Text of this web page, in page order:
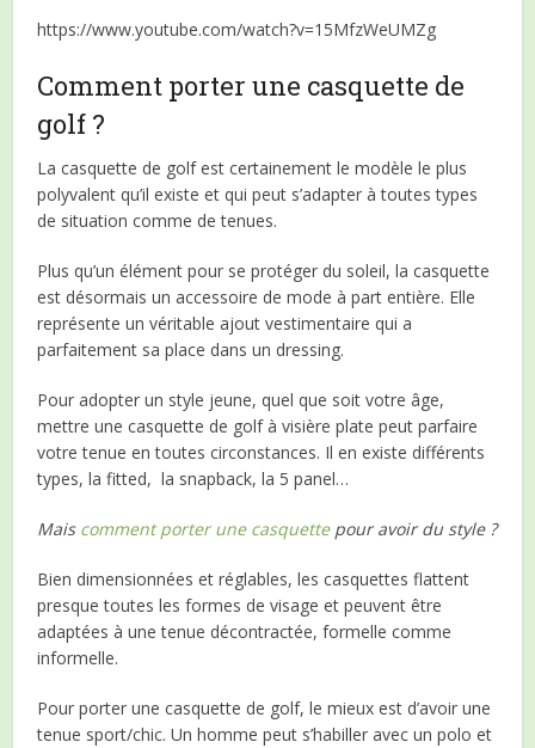
https://www.youtube.com/watch?v=15MfzWeUMZg
Comment porter une casquette de
golf ?
La casquette de golf est certainement le modèle le plus
polyvalent qu’il existe et qui peut s’adapter à toutes types
de situation comme de tenues.
Plus qu’un élément pour se protéger du soleil, la casquette
est désormais un accessoire de mode à part entière. Elle
représente un véritable ajout vestimentaire qui a
parfaitement sa place dans un dressing.
Pour adopter un style jeune, quel que soit votre âge,
mettre une casquette de golf à visière plate peut parfaire
votre tenue en toutes circonstances. Il en existe différents
types, la fitted, la snapback, la 5 panel…
Mais comment porter une casquettepour avoir du style ?
Bien dimensionnées et réglables, les casquettes flattent
presque toutes les formes de visage et peuvent être
adaptées à une tenue décontractée, formelle comme
informelle.
Pour porter une casquette de golf, le mieux est d’avoir une
tenue sport/chic. Un homme peut s’habiller avec un polo et